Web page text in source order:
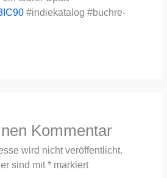
#indie­ka­ta­log #buch­re­
Kommentar
wird nicht veröffentlicht.
sind mit* markiert